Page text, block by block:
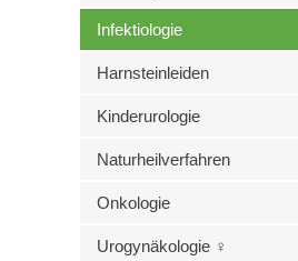
Infektiologie
Harnsteinleiden
Kinderurologie
Naturheilverfahren
Onkologie
Urogynäkologie ♀